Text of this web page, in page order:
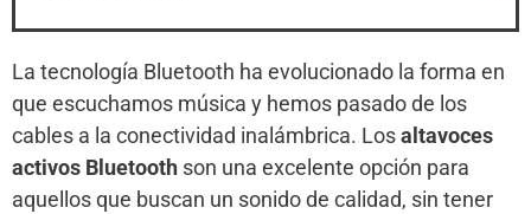
La tecnología Bluetooth ha evolucionado la forma en
que escuchamos música y hemos pasado de los
cables a la conectividad inalámbrica. Losaltavoces
activos Bluetooth son una excelente opción para
aquellos que buscan un sonido de calidad, sin tener